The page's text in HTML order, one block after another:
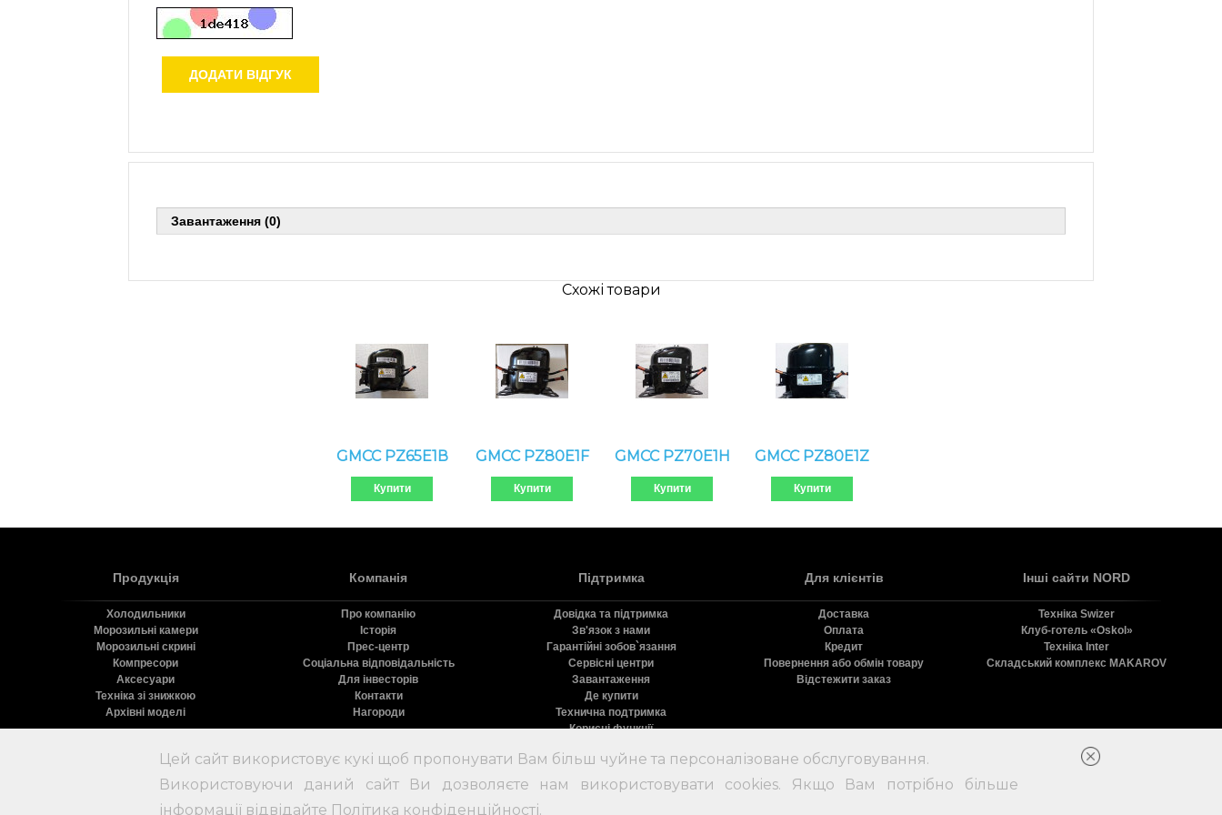
ДОДАТИ ВІДГУК
Завантаження (0)
Схожі товари
GMCC PZ65E1В
Купити
GMCC PZ80E1F
Купити
GMCC PZ70E1H
Купити
GMCC PZ80E1Z
Купити
Цей сайт використовує кукі щоб пропонувати Вам більш чуйне та персоналізоване обслуговування.
Використовуючи даний сайт Ви дозволяєте нам використовувати cookies. Якщо Вам потрібно більше
інформації відвідайте Політика конфіденційності.
Продукція
Холодильники
Морозильні камери
Морозильні скрині
Компресори
Аксесуари
Техніка зі знижкою
Архівні моделі
Компанія
Про компанію
Історія
Прес-центр
Соціальна відповідальність
Для інвесторів
Контакти
Нагороди
Підтримка
Довідка та підтримка
Зв'язок з нами
Гарантійні зобов`язання
Сервісні центри
Завантаження
Де купити
Технична подтримка
Корисні функції
Для клієнтів
Доставка
Оплата
Кредит
Повернення або обмін товару
Відстежити заказ
Інші сайти NORD
Технiка Swizer
Клуб-готель «Oskol»
Технiка Inter
Складський комплекс MAKAROV
Холодильники Nord 9.71с10 на основе46 оценок и 18пользовательских отзывов.